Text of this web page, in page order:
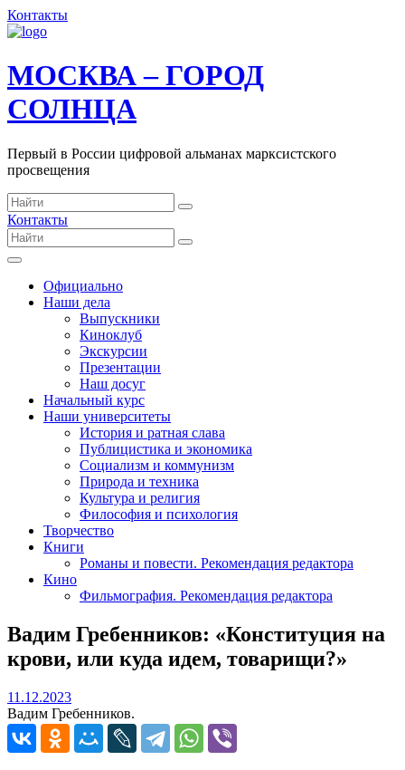
Контакты
МОСКВА – ГОРОД
СОЛНЦА
Первый в России цифровой альманах марксистского
просвещения
Контакты
Официально
Наши дела
Выпускники
Киноклуб
Экскурсии
Презентации
Наш досуг
Начальный курс
Наши университеты
История и ратная слава
Публицистика и экономика
Социализм и коммунизм
Природа и техника
Культура и религия
Философия и психология
Творчество
Книги
Романы и повести. Рекомендация редактора
Кино
Фильмография. Рекомендация редактора
Вадим Гребенников: «Конституция на
крови, или куда идем, товарищи?»
11.12.202311.12.2023
Вадим Гребенников.